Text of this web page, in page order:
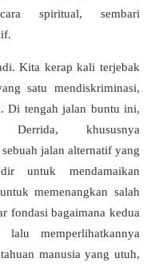
spiritual, sembari
Kita kerap kali terjebak
satu mendiskriminasi,
Di tengah jalan buntu ini,
khususnya
jalan alternatif yang
untuk mendamaikan
memenangkan salah
fondasi bagaimana kedua
memperlihatkannya
manusia yang utuh,